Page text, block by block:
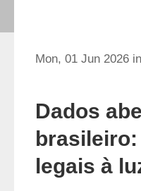
Mon, 01 Jun 2026 in
Dados
legais à